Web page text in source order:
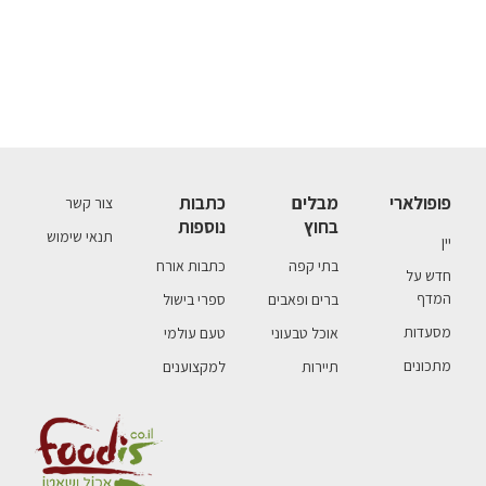
פופולארי
יין
חדש על
המדף
מסעדות
מתכונים
מבלים
בחוץ
בתי קפה
ברים ופאבים
אוכל טבעוני
תיירות
כתבות
נוספות
כתבות אורח
ספרי בישול
טעם עולמי
למקצוענים
צור קשר
תנאי שימוש